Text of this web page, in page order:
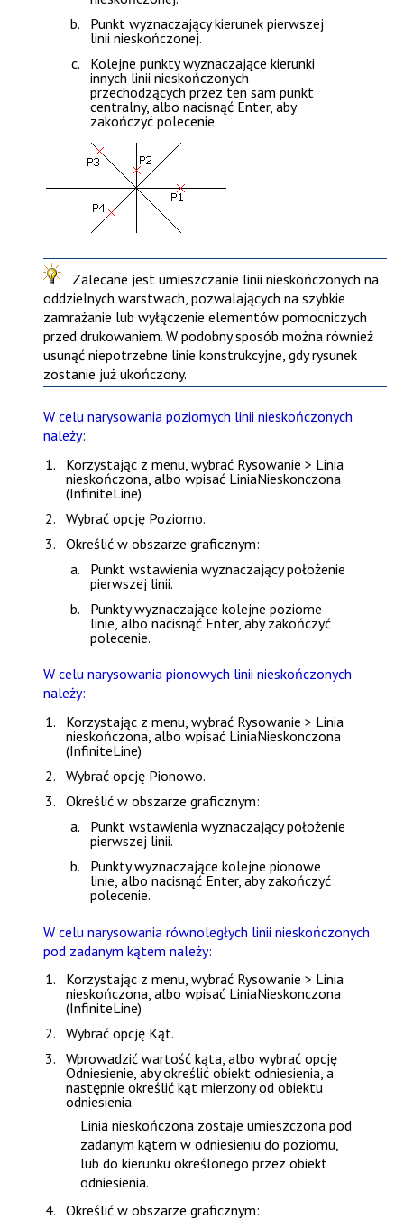
Punkt wyznaczający kierunek pierwszej
linii nieskończonej.
Kolejne punkty wyznaczające kierunki
innych linii nieskończonych
przechodzących przez ten sam punkt
centralny, albo nacisnąć Enter, aby
zakończyć polecenie.
Zalecane jest umieszczanie linii nieskończonych na
oddzielnych warstwach, pozwalających na szybkie
zamrażanie lub wyłączenie elementów pomocniczych
przed drukowaniem. W podobny sposób można również
usunąć niepotrzebne linie konstrukcyjne, gdy rysunek
zostanie już ukończony.
W celu narysowania poziomych linii nieskończonych
należy:
Korzystając z menu, wybrać Rysowanie > Linia
nieskończona , albo wpisać LiniaNieskonczona
(InfiniteLine)
Wybrać opcję Poziomo.
Określić w obszarze graficznym:
Punkt wstawienia wyznaczający położenie
pierwszej linii.
Punkty wyznaczające kolejne poziome
linie, albo nacisnąćEnter, aby zakończyć
polecenie.
W celu narysowania pionowych linii nieskończonych
należy:
Korzystając z menu, wybrać Rysowanie > Linia
nieskończona, albo wpisać LiniaNieskonczona
(InfiniteLine)
Wybrać opcję Pionowo.
Określić w obszarze graficznym:
Punkt wstawienia wyznaczający położenie
pierwszej linii.
Punkty wyznaczające kolejne pionowe
linie, albo nacisnąć Enter, aby zakończyć
polecenie.
W celu narysowania równoległych linii nieskończonych
pod zadanym kątem należy:
Korzystając z menu, wybrać Rysowanie > Linia
nieskończona, albo wpisać LiniaNieskonczona
(InfiniteLine)
Wybrać opcję Kąt.
Wprowadzić wartość kąta, albo wybrać opcję
Odniesienie, aby określić obiekt odniesienia, a
następnie określić kąt mierzony od obiektu
odniesienia.
Linia nieskończona zostaje umieszczona pod
zadanym kątem w odniesieniu do poziomu,
lub do kierunku określonego przez obiekt
odniesienia.
Określić w obszarze graficznym: